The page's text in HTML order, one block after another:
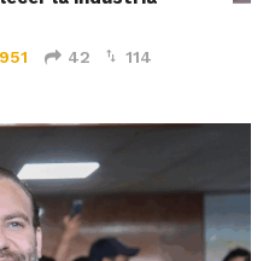
951 42 114